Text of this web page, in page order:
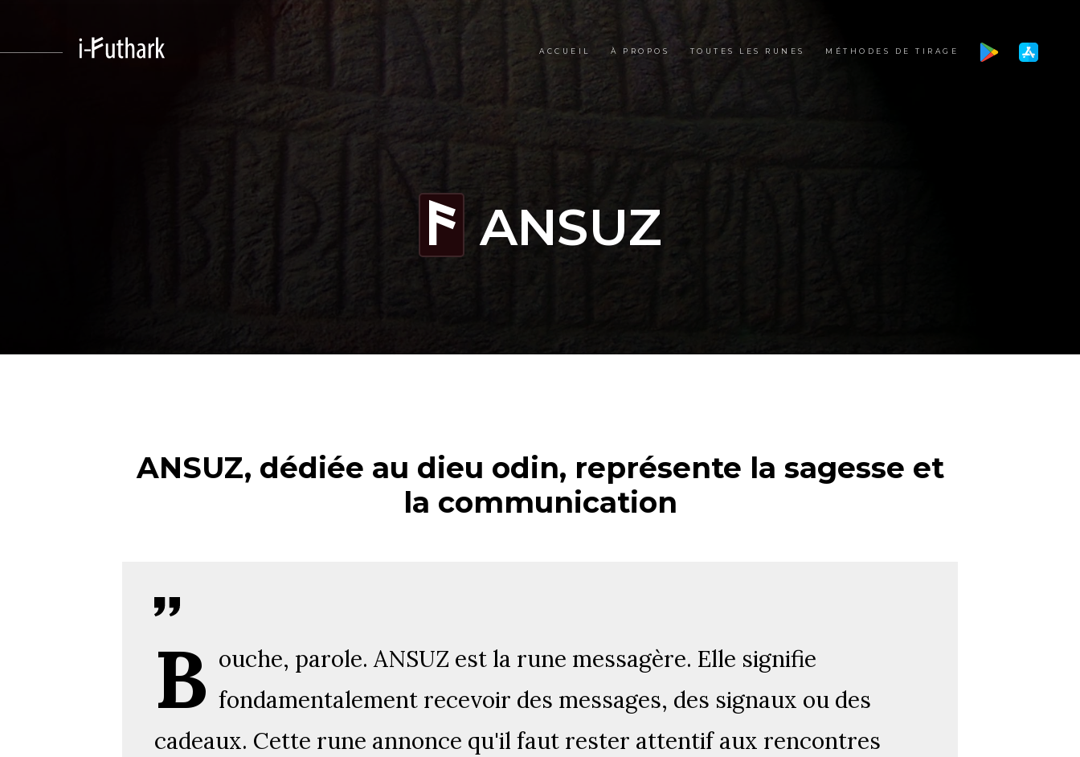
ACCUEIL À PROPOS TOUTES LES RUNES MÉTHODES DE TIRAGE
a ANSUZ
ANSUZ, dédiée au dieu odin, représente la sagesse et
la communication
B ouche, parole. ANSUZ est la rune messagère. Elle signifie
fondamentalement recevoir des messages, des signaux ou des
cadeaux. Cette rune annonce qu'il faut rester attentif aux rencontres